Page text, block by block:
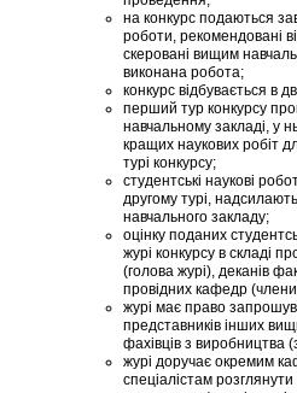
на конкурс подаються
роботи, рекомендовані
скеровані вищим
виконана робота;
конкурс відбувається в
перший тур конкурсу
навчальному закладі, у
кращих наукових робіт
турі конкурсу;
студентські наукові
другому турі,
навчального закладу;
оцінку поданих
журі конкурсу в складі
(голова журі), деканів
провідних кафедр
журі має право
представників інших
фахівців з виробництва
журі доручає окремим
спеціалістам